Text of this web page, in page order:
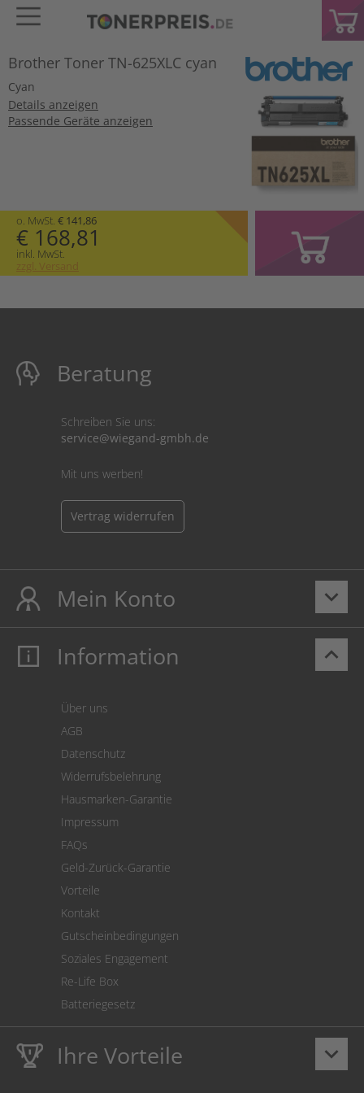
Brother Toner TN-625XLC cyan
Cyan
Details anzeigen
Passende Geräte anzeigen
o. MwSt. € 141,86
€ 168,81
inkl. MwSt.
zzgl. Versand
Beratung
Schreiben Sie uns:
service@wiegand-gmbh.de
Mit uns werben!
Vertrag widerrufen
keyboard_arrow_down
Mein Konto
Mein Konto
Cookie Einstellungen
keyboard_arrow_up
Information
Über uns
AGB
Datenschutz
Widerrufsbelehrung
Hausmarken-Garantie
Impressum
FAQs
Geld-Zurück-Garantie
Vorteile
Kontakt
Gutscheinbedingungen
Soziales Engagement
Re-Life Box
Batteriegesetz
keyboard_arrow_down
Ihre Vorteile